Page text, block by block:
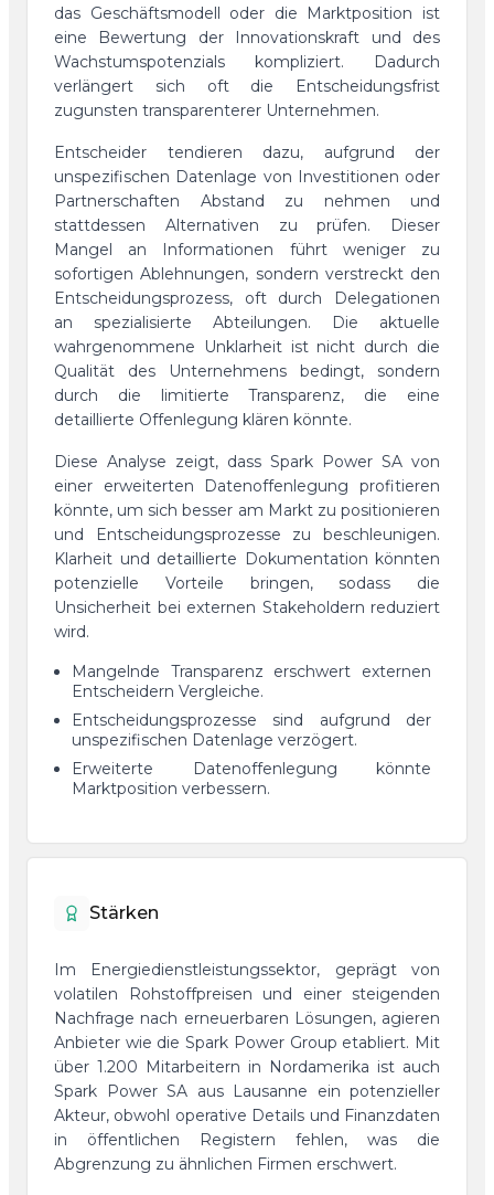
das Geschäftsmodell oder die Marktposition ist
eine Bewertung der Innovationskraft und des
Wachstumspotenzials kompliziert. Dadurch
verlängert sich oft die Entscheidungsfrist
zugunsten transparenterer Unternehmen.
Entscheider tendieren dazu, aufgrund der
unspezifischen Datenlage von Investitionen oder
Partnerschaften Abstand zu nehmen und
stattdessen Alternativen zu prüfen. Dieser
Mangel an Informationen führt weniger zu
sofortigen Ablehnungen, sondern verstreckt den
Entscheidungsprozess, oft durch Delegationen
an spezialisierte Abteilungen. Die aktuelle
wahrgenommene Unklarheit ist nicht durch die
Qualität des Unternehmens bedingt, sondern
durch die limitierte Transparenz, die eine
detaillierte Offenlegung klären könnte.
Diese Analyse zeigt, dass Spark Power SA von
einer erweiterten Datenoffenlegung profitieren
könnte, um sich besser am Markt zu positionieren
und Entscheidungsprozesse zu beschleunigen.
Klarheit und detaillierte Dokumentation könnten
potenzielle Vorteile bringen, sodass die
Unsicherheit bei externen Stakeholdern reduziert
wird.
Mangelnde Transparenz erschwert externen
Entscheidern Vergleiche.
Entscheidungsprozesse sind aufgrund der
unspezifischen Datenlage verzögert.
Erweiterte Datenoffenlegung könnte
Marktposition verbessern.
Stärken
Im Energiedienstleistungssektor, geprägt von
volatilen Rohstoffpreisen und einer steigenden
Nachfrage nach erneuerbaren Lösungen, agieren
Anbieter wie die Spark Power Group etabliert. Mit
über 1.200 Mitarbeitern in Nordamerika ist auch
Spark Power SA aus Lausanne ein potenzieller
Akteur, obwohl operative Details und Finanzdaten
in öffentlichen Registern fehlen, was die
Abgrenzung zu ähnlichen Firmen erschwert.